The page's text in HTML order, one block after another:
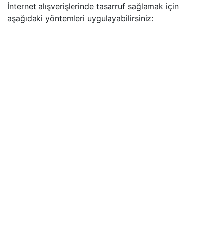
İnternet alışverişlerinde tasarruf sağlamak için
aşağıdaki yöntemleri uygulayabilirsiniz: